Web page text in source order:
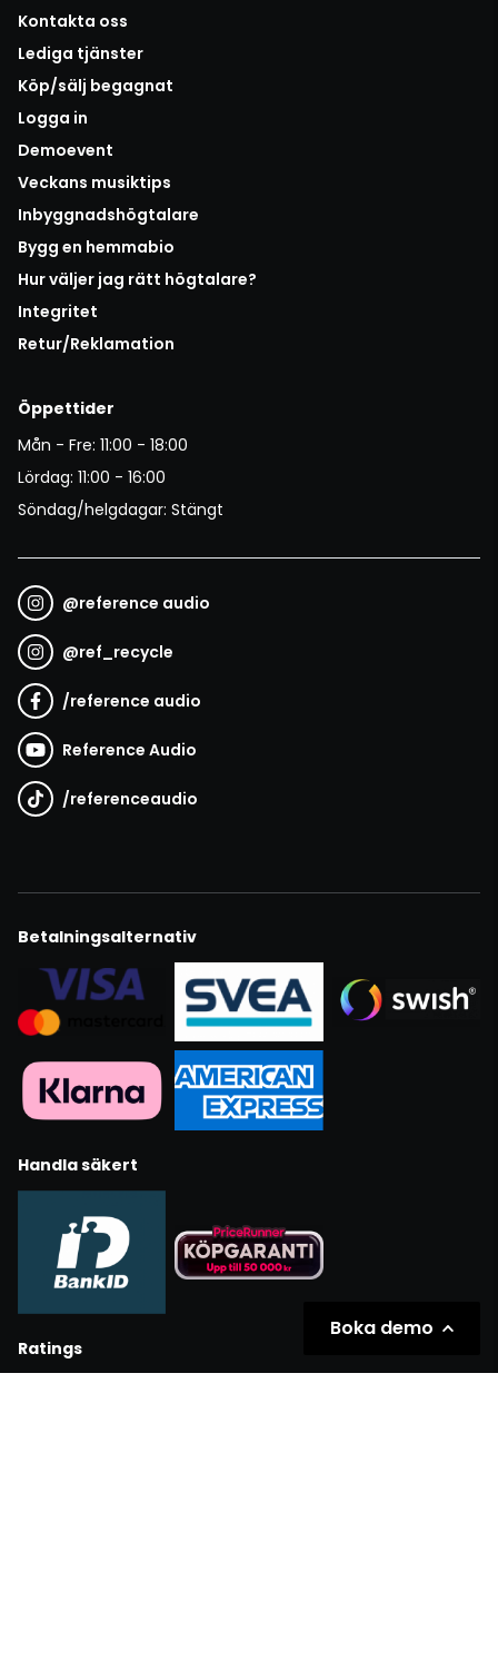
Kontakta oss
Lediga tjänster
Köp/sälj begagnat
Logga in
Demoevent
Veckans musiktips
Inbyggnadshögtalare
Bygg en hemmabio
Hur väljer jag rätt högtalare?
Integritet
Retur/Reklamation
Öppettider
Mån - Fre: 11:00 - 18:00
Lördag: 11:00 - 16:00
Söndag/helgdagar: Stängt
@reference audio
@ref_recycle
/reference audio
Reference Audio
/referenceaudio
Betalningsalternativ
Handla säkert
Ratings
Boka demo